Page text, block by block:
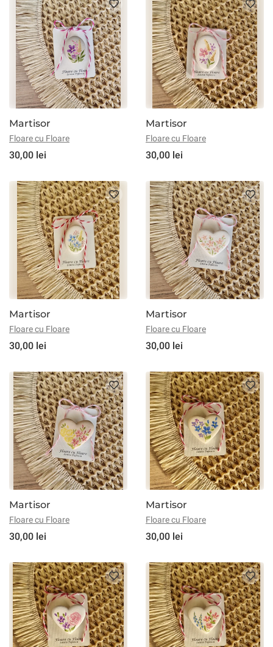
Martisor
Floare cu Floare
30,00 lei
Martisor
Floare cu Floare
30,00 lei
Martisor
Floare cu Floare
30,00 lei
Martisor
Floare cu Floare
30,00 lei
Martisor
Floare cu Floare
30,00 lei
Martisor
Floare cu Floare
30,00 lei